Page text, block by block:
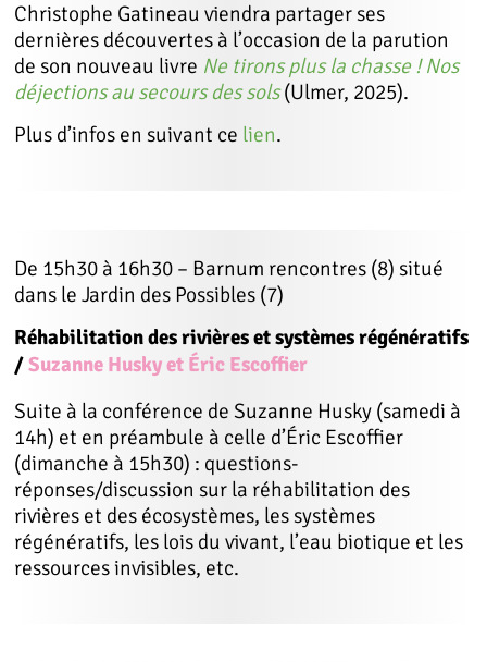
Christophe Gatineau viendra partager ses
dernières découvertes à l’occasion de la parution
de son nouveau livre Ne tirons plus la chasse ! Nos
déjections au secours des sols(Ulmer, 2025).
Plus d’infos en suivant ce lien.
De 15h30 à 16h30 – Barnum rencontres (8) situé
dans le Jardin des Possibles (7)
Réhabilitation des rivières et systèmes régénératifs
/Suzanne Husky et Éric Escoffier
Suite à la conférence de Suzanne Husky (samedi à
14h) et en préambule à celle d’Éric Escoffier
(dimanche à 15h30) : questions-
réponses/discussion sur la réhabilitation des
rivières et des écosystèmes, les systèmes
régénératifs, les lois du vivant, l’eau biotique et les
ressources invisibles, etc.